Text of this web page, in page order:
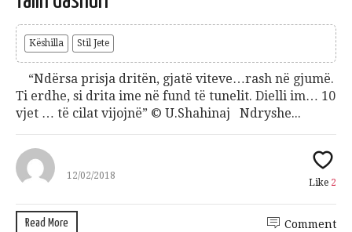
Këshilla Stil Jete
“Ndërsa prisja dritën, gjatë viteve…rash në gjumë.
Ti erdhe, si drita ime në fund të tunelit. Dielli im… 10
vjet … të cilat vijojnë” © U.Shahinaj Ndryshe...
12/02/2018
Like 2
Read More Comment